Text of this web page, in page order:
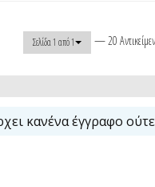
Σελίδα 1 από 1 — 20
κανένα έγγραφο